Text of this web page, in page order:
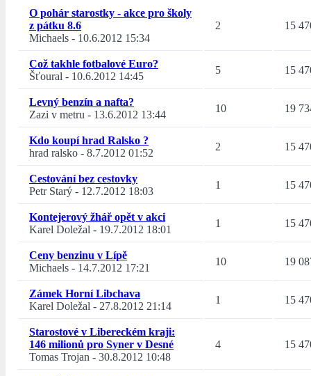
O pohár starostky - akce pro školy
z pátku 8.6
Michaels - 10.6.2012 15:34
2 15
Což takhle fotbalové Euro?
Šťoural - 10.6.2012 14:45
5 15
Levný benzín a nafta?
Zazi v metru - 13.6.2012 13:44
10 19
Kdo koupí hrad Ralsko ?
hrad ralsko - 8.7.2012 01:52
2 15
Cestování bez cestovky
Petr Starý - 12.7.2012 18:03
1 15
Kontejerový žhář opět v akci
Karel Doležal - 19.7.2012 18:01
1 15
Ceny benzinu v Lípě
Michaels - 14.7.2012 17:21
10 19
Zámek Horní Libchava
Karel Doležal - 27.8.2012 21:14
1 15
Starostové v Libereckém kraji:
146 milionů pro Syner v Desné
Tomas Trojan - 30.8.2012 10:48
4 15